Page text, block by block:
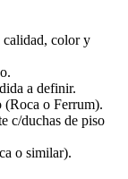
calidad, color y
a definir.
(Roca o Ferrum).
c/duchas de piso
o similar).